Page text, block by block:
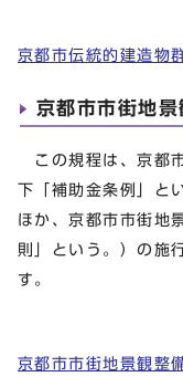
京都市伝統的建造物
京都市市街地
この規程は、京都
下「補助金条例」と
ほか、京都市市街地
則」という。）の施
す。
京都市市街地景観整